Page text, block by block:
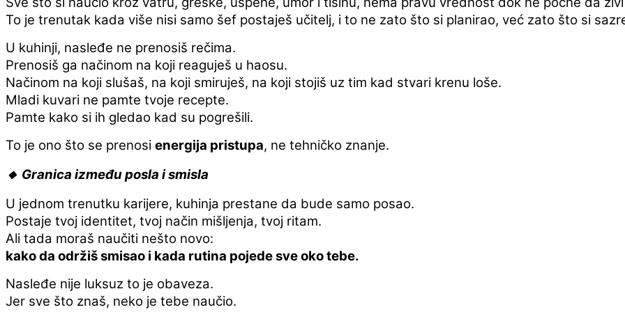
To je trenutak kada više nisi samo šef postaješ učitelj, i to ne zato što si planirao, već zato što si
U kuhinji, nasleđe ne prenosiš rečima.
Prenosiš ga načinom na koji reaguješ u haosu.
Načinom na koji slušaš, na koji smiruješ, na koji stojiš uz tim kad stvari krenu loše.
Mladi kuvari ne pamte tvoje recepte.
Pamte kako si ih gledao kad su pogrešili.
To je ono što se prenosi energija pristupa, ne tehničko znanje.
🔸 Granica između posla i smisla
U jednom trenutku karijere, kuhinja prestane da bude samo posao.
Postaje tvoj identitet, tvoj način mišljenja, tvoj ritam.
Ali tada moraš naučiti nešto novo:
kako da održiš smisao i kada rutina pojede sve oko tebe.
Nasleđe nije luksuz to je obaveza.
Jer sve što znaš, neko je tebe naučio.